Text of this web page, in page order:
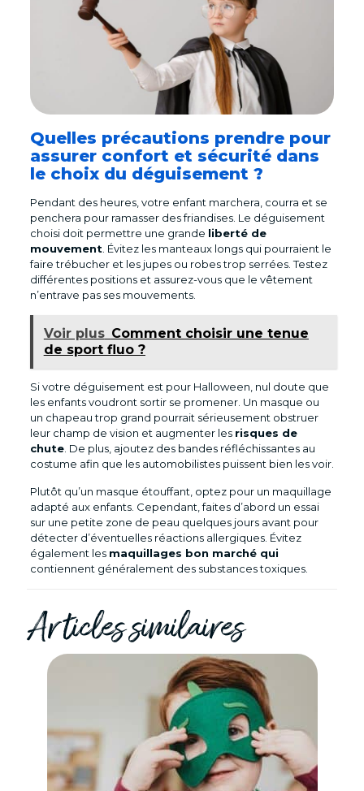
Quelles précautions prendre pour
assurer confort et sécurité dans
le choix du déguisement ?
Pendant des heures, votre enfant marchera, courra et se
penchera pour ramasser des friandises. Le déguisement
choisi doit permettre une grande liberté de
mouvement. Évitez les manteaux longs qui pourraient le
faire trébucher et les jupes ou robes trop serrées. Testez
différentes positions et assurez-vous que le vêtement
n’entrave pas ses mouvements.
Voir plus Comment choisir une tenue
de sport fluo ?
Si votre déguisement est pour Halloween, nul doute que
les enfants voudront sortir se promener. Un masque ou
un chapeau trop grand pourrait sérieusement obstruer
leur champ de vision et augmenter les risques de
chute. De plus, ajoutez des bandes réfléchissantes au
costume afin que les automobilistes puissent bien les voir.
Plutôt qu’un masque étouffant, optez pour un maquillage
adapté aux enfants. Cependant, faites d’abord un essai
sur une petite zone de peau quelques jours avant pour
détecter d’éventuelles réactions allergiques. Évitez
également les maquillages bon marché qui
contiennent généralement des substances toxiques.
Articles similaires